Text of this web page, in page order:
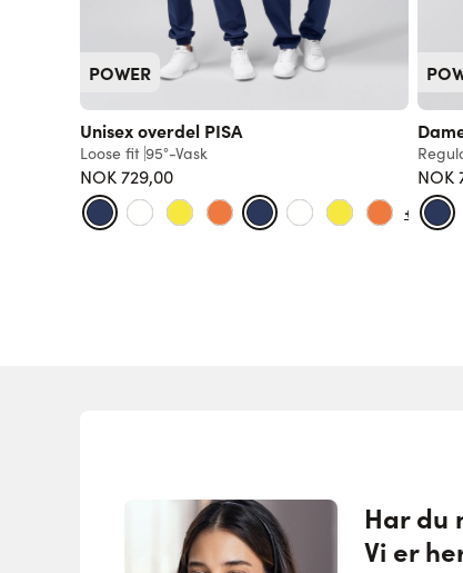
POWER
Unisex overdel PISA
Loose fit 95°-Vask
NOK 729,00
+25
NOK
Har du
Vi er